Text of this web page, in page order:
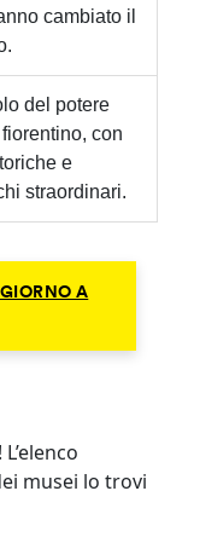
cambiato il
del potere
con
e
straordinari.
A
musei lo trovi